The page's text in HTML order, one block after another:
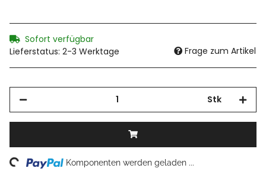
Sofort verfügbar
Lieferstatus: 2-3 Werktage
Frage zum Artikel
Stk
Loading... Komponenten werden geladen ...